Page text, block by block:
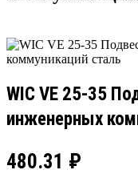
WIC VE 25-35
инженерных
480.31 ₽